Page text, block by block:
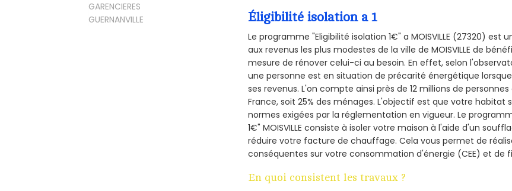
GARENCIERES
GUERNANVILLE
Éligibilité isolation a 1
Le programme "Eligibilité isolation 1€" a MOISVILLE (27320)
aux revenus les plus modestes de la ville de MOISVILLE de
mesure de rénover celui-ci au besoin. En effet, selon
une personne est en situation de précarité énergétique
ses revenus. L'on compte ainsi près de 12 millions de
France, soit 25% des ménages.L'objectif est que votre habitat
normes exigées par la réglementation en vigueur. Le
1€" MOISVILLE consiste à isoler votre maison à l'aide d'un
réduire votre facture de chauffage. Cela vous permet de
conséquentes sur votre consommation d'énergie (CEE) et de
En quoi consistent les travaux ?